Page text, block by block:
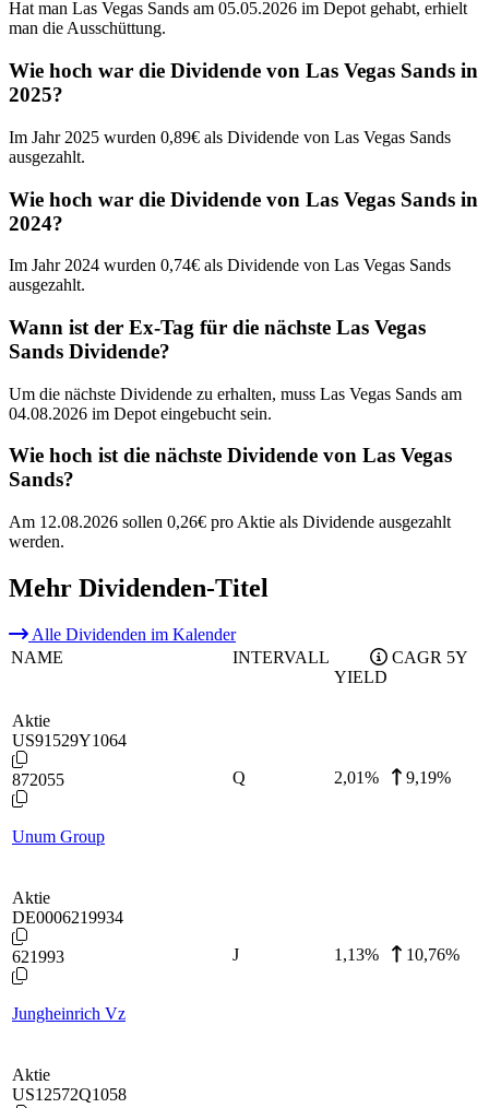
Hat man Las Vegas Sands am 05.05.2026 im Depot gehabt, erhielt
man die Ausschüttung.
Wie hoch war die Dividende von Las Vegas Sands in
2025?
Im Jahr 2025 wurden 0,89€ als Dividende von Las Vegas Sands
ausgezahlt.
Wie hoch war die Dividende von Las Vegas Sands in
2024?
Im Jahr 2024 wurden 0,74€ als Dividende von Las Vegas Sands
ausgezahlt.
Wann ist der Ex-Tag für die nächste Las Vegas
Sands Dividende?
Um die nächste Dividende zu erhalten, muss Las Vegas Sands am
04.08.2026 im Depot eingebucht sein.
Wie hoch ist die nächste Dividende von Las Vegas
Sands?
Am 12.08.2026 sollen 0,26€ pro Aktie als Dividende ausgezahlt
werden.
Mehr Dividenden-Titel
Alle Dividenden im Kalender
NAME
INTERVALL
YIELD
CAGR 5Y
Aktie
US91529Y1064
872055
Unum Group
Q 2,01% 9,19%
Aktie
DE0006219934
621993
Jungheinrich Vz
J 1,13% 10,76%
Aktie
US12572Q1058